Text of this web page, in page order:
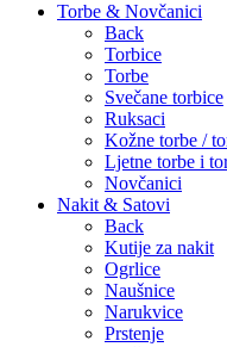
Torbe & Novčanici
Back
Torbice
Torbe
Svečane torbice
Ruksaci
Kožne torbe /
Ljetne torbe i
Novčanici
Nakit & Satovi
Back
Kutije za nakit
Ogrlice
Naušnice
Narukvice
Prstenje